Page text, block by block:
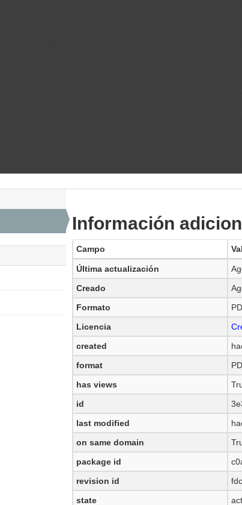
Información
Campo
Última actualización
Creado
Formato
Licencia
created
format
has views
id
last modified
on same domain
package id
revision id
state